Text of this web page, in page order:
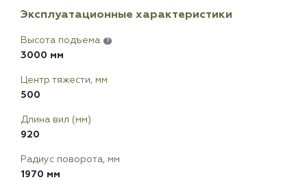
Эксплуатационные характеристики
Высота подъема ?
3000 мм
Центр тяжести, мм
500
Длина вил (мм)
920
Радиус поворота, мм
1970 мм